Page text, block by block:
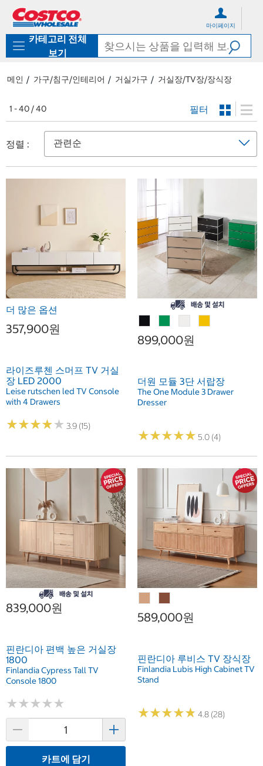
로
기
가
마이페이지
카테고리 전체
보기
메인 가구/침구/인테리어 거실가구 거실장/TV장/장식장
1 - 40 / 40 필터
정렬 :
더 많은 옵션
357,900원
라이즈루첸 스머프 TV 거실
장 LED 2000
Leise rutschen led TV Console
with 4 Drawers
★★★★★
★★★★★ 3.9 (15)
899,000원
더원 모듈 3단 서랍장
The One Module 3 Drawer
Dresser
★★★★★
★★★★★ 5.0 (4)
839,000원
핀란디아 편백 높은 거실장
1800
Finlandia Cypress Tall TV
Console 1800
★★★★★
★★★★★
카트에 담기
589,000원
핀란디아 루비스 TV 장식장
Finlandia Lubis High Cabinet TV
Stand
★★★★★
★★★★★ 4.8 (28)